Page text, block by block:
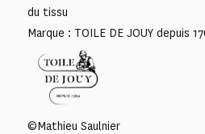
du tissu
Marque : TOILE DE JOUY depuis
©Mathieu Saulnier